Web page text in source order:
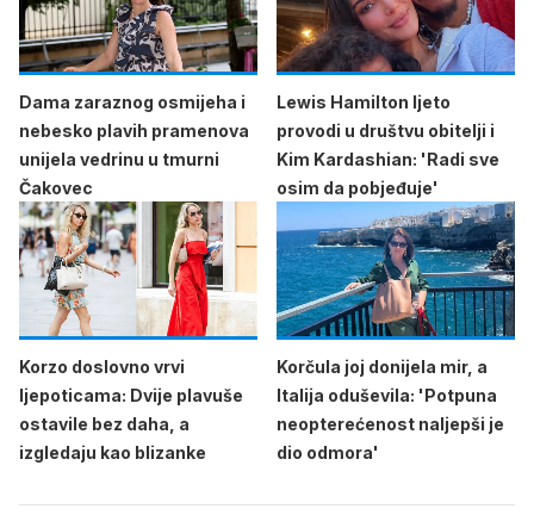
Dama zaraznog osmijeha i
nebesko plavih pramenova
unijela vedrinu u tmurni
Čakovec
Lewis Hamilton ljeto
provodi u društvu obitelji i
Kim Kardashian: 'Radi sve
osim da pobjeđuje'
Korzo doslovno vrvi
ljepoticama: Dvije plavuše
ostavile bez daha, a
izgledaju kao blizanke
Korčula joj donijela mir, a
Italija oduševila: 'Potpuna
neopterećenost naljepši je
dio odmora'